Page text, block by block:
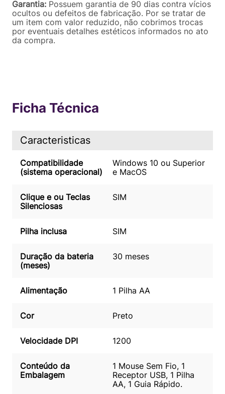
Garantia: Possuem garantia de 90 dias contra vícios
ocultos ou defeitos de fabricação. Por se tratar de
um item com valor reduzido, não cobrimos trocas
por eventuais detalhes estéticos informados no ato
da compra.
Ficha Técnica
Caracteristicas
Compatibilidade
(sistema operacional)
Windows 10 ou Superior
e MacOS
Clique e ou Teclas
Silenciosas
SIM
Pilha inclusa SIM
Duração da bateria
(meses)
30 meses
Alimentação 1 Pilha AA
Cor Preto
Velocidade DPI 1200
Conteúdo da
Embalagem
1 Mouse Sem Fio, 1
Receptor USB, 1 Pilha
AA, 1 Guia Rápido.